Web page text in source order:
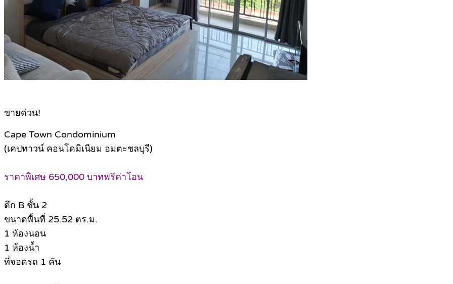
ขายด่วน!
Cape Town Condominium
(เคปทาวน์ คอนโดมิเนียม อมตะชลบุรี)
ราคาพิเศษ 650,000 บาทฟรีค่าโอน
ตึก B ชั้น 2
ขนาดพื้นที่ 25.52 ตร.ม.
1 ห้องนอน
1 ห้องน้ำ
ที่จอดรถ 1 คัน